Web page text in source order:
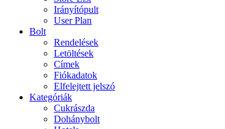
Irányítópult
User Plan
Bolt
Rendelések
Letöltések
Címek
Fiókadatok
Elfelejtett jelszó
Kategóriák
Cukrászda
Dohánybolt